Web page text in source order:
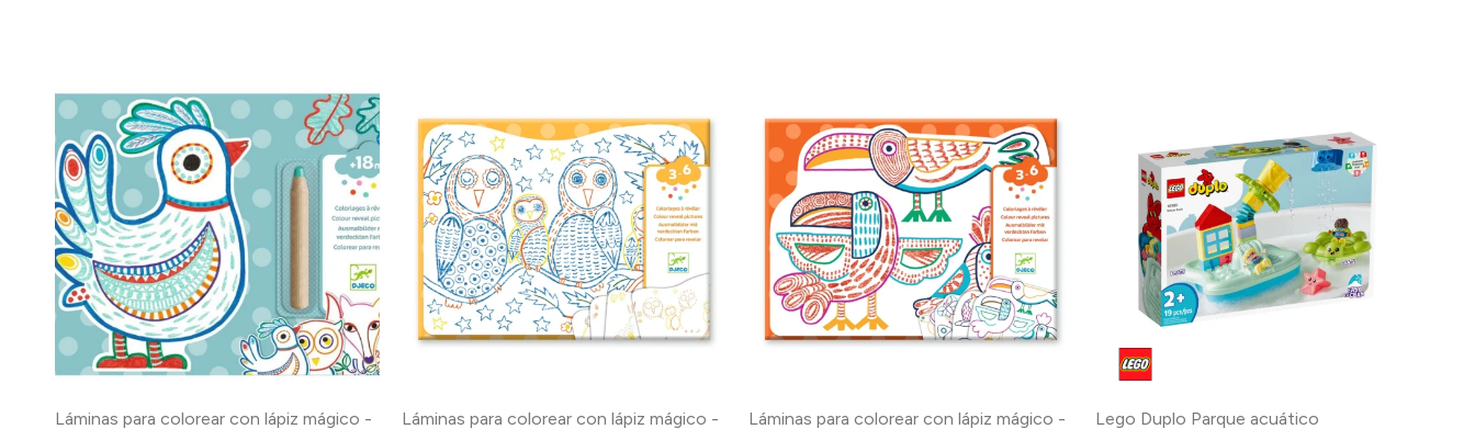
Láminas para colorear con lápiz mágico -
Láminas para colorear con lápiz mágico -
Láminas para colorear con lápiz mágico -
Lego Duplo Parque acuático